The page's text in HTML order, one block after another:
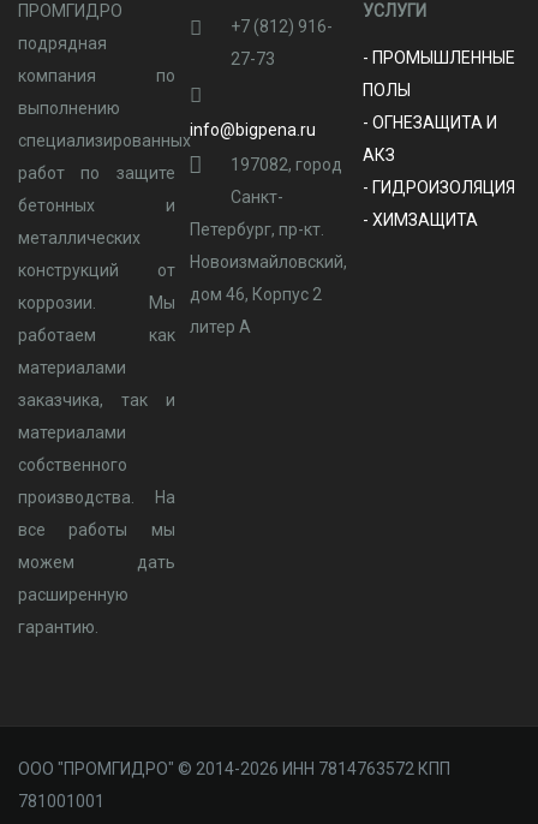
ПРОМГИДРО
подрядная
компания по
выполнению
специализированных
работ по защите
бетонных и
металлических
конструкций от
коррозии. Мы
работаем как
материалами
заказчика, так и
материалами
собственного
производства. На
все работы мы
можем дать
расширенную
гарантию.
+7 (812) 916-
27-73
info@bigpena.ru
197082, город
Санкт-
Петербург, пр-кт.
Новоизмайловский,
дом 46, Корпус 2
литер А
УСЛУГИ
- ПРОМЫШЛЕННЫЕ
ПОЛЫ
- ОГНЕЗАЩИТА И
АКЗ
- ГИДРОИЗОЛЯЦИЯ
- ХИМЗАЩИТА
ООО "ПРОМГИДРО" © 2014-2026 ИНН 7814763572 КПП
781001001